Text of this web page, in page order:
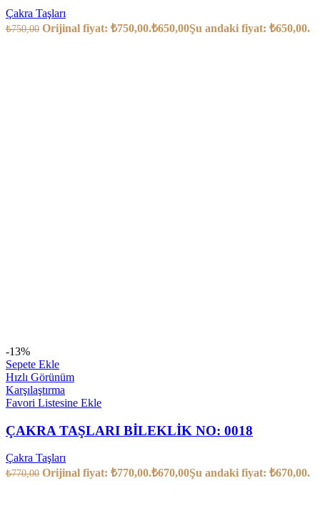
Çakra Taşları
₺750,00 Orijinal fiyat: ₺750,00.₺650,00Şu andaki fiyat: ₺650,00.
-13%
Sepete Ekle
Hızlı Görünüm
Karşılaştırma
Favori Listesine Ekle
ÇAKRA TAŞLARI BİLEKLİK NO: 0018
Çakra Taşları
₺770,00 Orijinal fiyat: ₺770,00.₺670,00Şu andaki fiyat: ₺670,00.